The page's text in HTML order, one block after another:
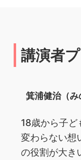
講演者
箕浦健治（み
18歳から子
変わらない想
の役割が大き